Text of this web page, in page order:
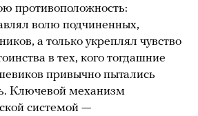
противоположность:
волю подчиненных,
а только укреплял чувство
в тех, кого тогдашние
привычно пытались
Ключевой механизм
системой —